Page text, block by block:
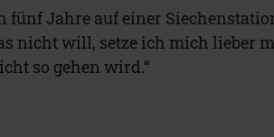
fünf Jahre auf einer
nicht will, setze ich mich lieber
so gehen wird.“